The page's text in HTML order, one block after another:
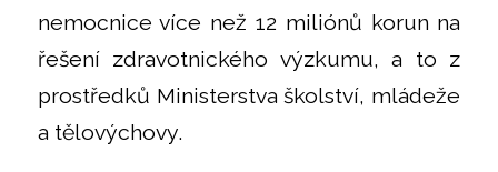
nemocnice více než 12 miliónů korun na
řešení zdravotnického výzkumu, a to z
prostředků Ministerstva školství, mládeže
a tělovýchovy.